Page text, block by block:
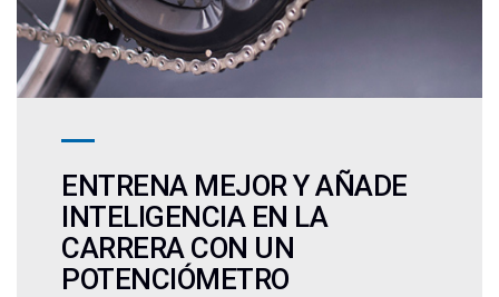
ENTRENA MEJOR Y AÑADE
INTELIGENCIA EN LA
CARRERA CON UN
POTENCIÓMETRO